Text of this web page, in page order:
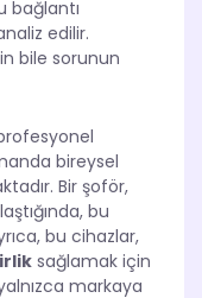
bağlantı
edilir.
bile sorunun
bireysel
Bir şoför,
bu
bu cihazlar,
sağlamak için
markaya